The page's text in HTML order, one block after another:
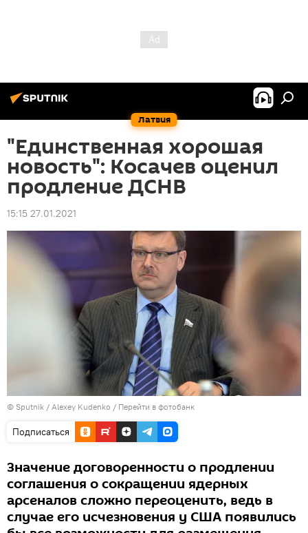
Латвия
"Единственная хорошая
новость": Косачев оценил
продление ДСНВ
15:15 27.01.2021
© Sputnik / Alexey Kudenko / Перейти в фотобанк
Подписаться
Значение договоренности о продлении
соглашения о сокращении ядерных
арсеналов сложно переоценить, ведь в
случае его исчезновения у США появились